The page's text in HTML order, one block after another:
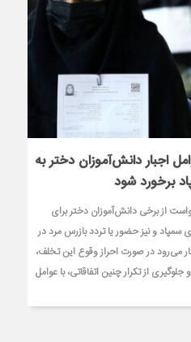
اجبار دانش‌آموزان دختر به
برخورد شود
از برخی دانش‌آموزان دختر برای
سمپاد و نیز حضور یا تردد بازرس مرد در
می‌رود در صورت احراز وقوع این تخلف،
از تکرار چنین اتفاقاتی، با عوامل